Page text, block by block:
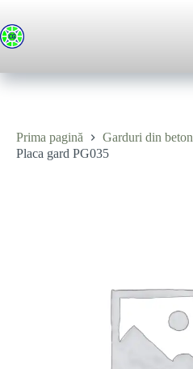
conținut
Prima pagină Garduri din beton
Placa gard PG035